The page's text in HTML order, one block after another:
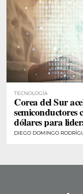
TECNOLOGÍA
Corea del Sur
semiconductores
dólares para
DIEGO DOMINGO